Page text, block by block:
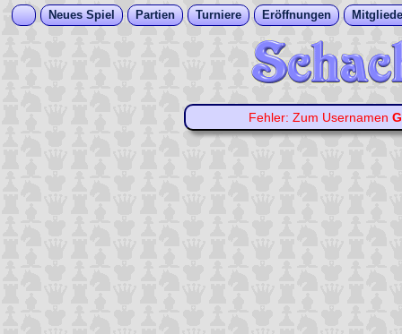
Neues Spiel Partien Turniere Eröffnungen
Fehler: Zum Usernamen